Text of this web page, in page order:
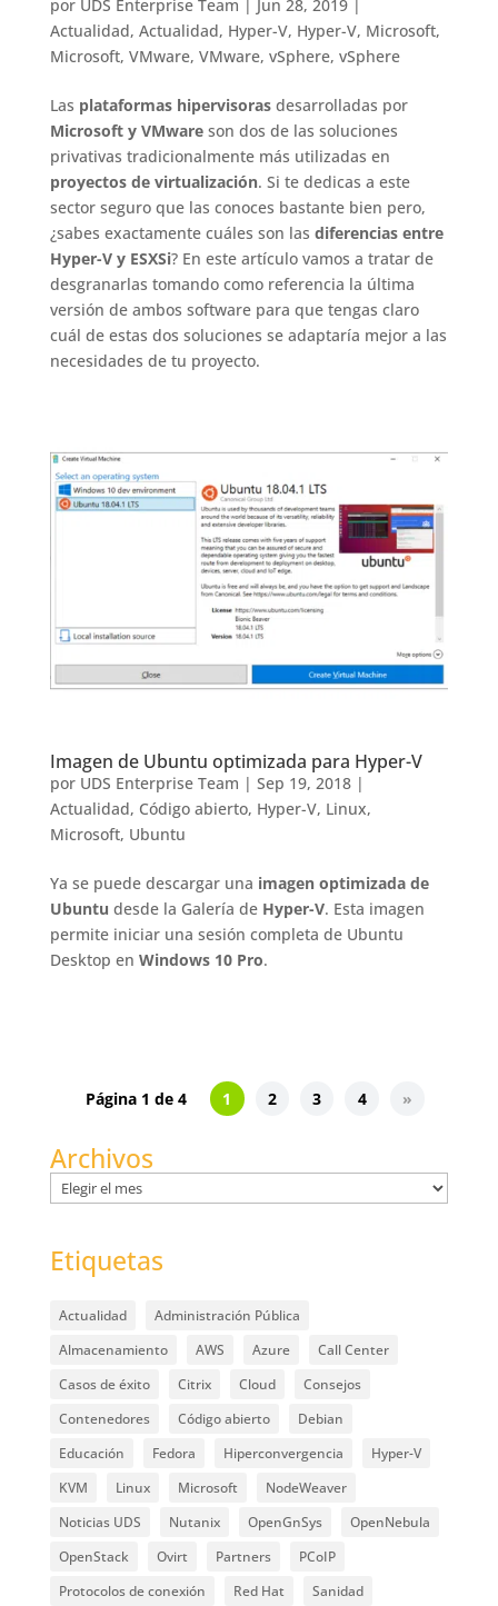
por UDS Enterprise Team Jun 28, 2019|
Actualidad, Actualidad, Hyper-V, Hyper-V, Microsoft,
Microsoft, VMware, VMware, vSphere, vSphere
Las plataformas hipervisorasdesarrolladas por
Microsoft y VMwareson dos de las soluciones
privativas tradicionalmente más utilizadas en
proyectos de virtualización. Si te dedicas a este
sector seguro que las conoces bastante bien pero,
¿sabes exactamente cuáles son las diferencias entre
Hyper-V y ESXSi? En este artículo vamos a tratar de
desgranarlas tomando como referencia la última
versión de ambos software para que tengas claro
cuál de estas dos soluciones se adaptaría mejor a las
necesidades de tu proyecto.
Imagen de Ubuntu optimizada para Hyper-V
por UDS Enterprise Team | Sep 19, 2018|
Actualidad, Código abierto, Hyper-V, Linux,
Microsoft, Ubuntu
Ya se puede descargar una imagen optimizada de
Ubuntu desde la Galería de Hyper-V. Esta imagen
permite iniciar una sesión completa de Ubuntu
Desktop en Windows 10 Pro.
Página 1 de 4 1 2 3 4 »
Archivos
Archivos
Etiquetas
Actualidad
Administración Pública
Almacenamiento
AWS Azure
Call Center
Casos de éxito
Citrix Cloud
Consejos
Contenedores
Código abierto
Debian
Educación
Fedora Hiperconvergencia
Hyper-V
KVM
Linux Microsoft
NodeWeaver
Noticias UDS
Nutanix OpenGnSys
OpenNebula
OpenStack
Ovirt Partners
PCoIP
Protocolos de conexión
Red Hat
Sanidad